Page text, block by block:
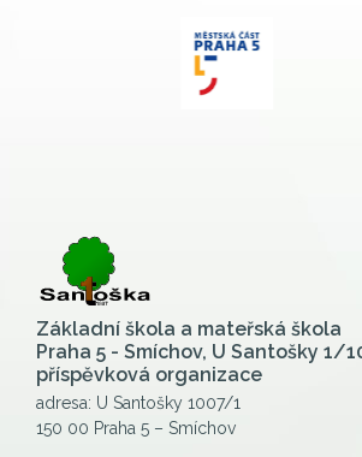
Základní škola a mateřská škola
Praha 5 - Smíchov, U Santošky 1/
příspěvková organizace
adresa: U Santošky 1007/1
150 00 Praha 5 – Smíchov